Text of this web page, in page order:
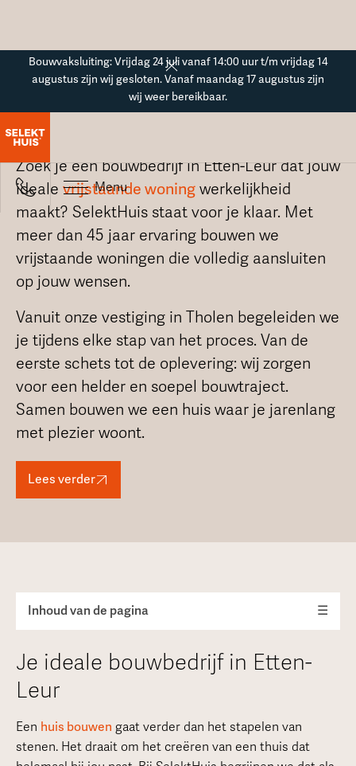
Bouwvaksluiting: Vrijdag 24 juli vanaf 14:00 uur t/m vrijdag 14
augustus zijn wij gesloten. Vanaf maandag 17 augustus zijn
wij weer bereikbaar.
Menu
Bouwbedrijf in Etten-Leur
Zoek je een bouwbedrijf in Etten-Leur dat jouw
ideale vrijstaande woningwerkelijkheid
maakt? SelektHuis staat voor je klaar. Met
meer dan 45 jaar ervaring bouwen we
vrijstaande woningen die volledig aansluiten
op jouw wensen.
Vanuit onze vestiging in Tholen begeleiden we
je tijdens elke stap van het proces. Van de
eerste schets tot de oplevering: wij zorgen
voor een helder en soepel bouwtraject.
Samen bouwen we een huis waar je jarenlang
met plezier woont.
Lees verder
Inhoud van de pagina ☰
Je ideale bouwbedrijf in Etten-
Leur
Een huis bouwen gaat verder dan het stapelen van
stenen. Het draait om het creëren van een thuis dat